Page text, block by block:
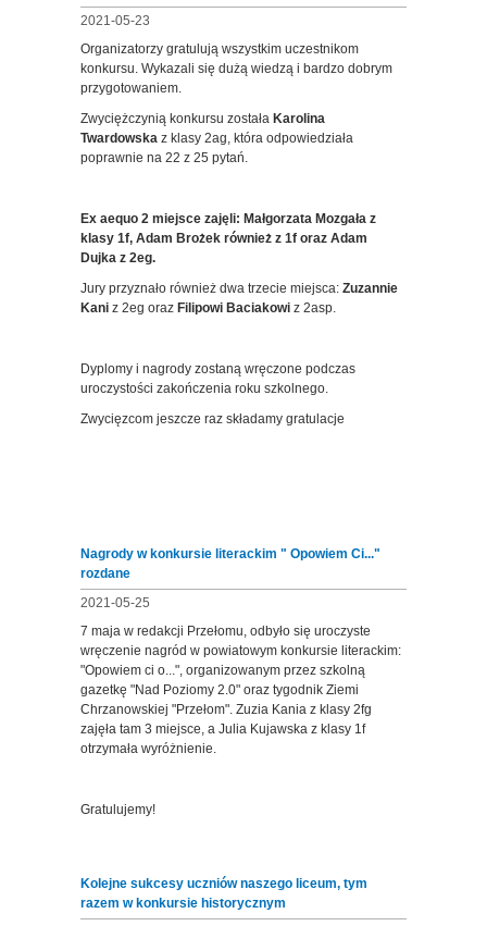
2021-05-23
Organizatorzy gratulują wszystkim uczestnikom
konkursu. Wykazali się dużą wiedzą i bardzo dobrym
przygotowaniem.
Zwyciężczynią konkursu została Karolina
Twardowska z klasy 2ag, która odpowiedziała
poprawnie na 22 z 25 pytań.
Ex aequo 2 miejsce zajęli: Małgorzata Mozgała z
klasy 1f, Adam Brożek również z 1f oraz Adam
Dujka z 2eg.
Jury przyznało również dwa trzecie miejsca: Zuzannie
Kani z 2eg oraz Filipowi Baciakowi z 2asp.
Dyplomy i nagrody zostaną wręczone podczas
uroczystości zakończenia roku szkolnego.
Zwycięzcom jeszcze raz składamy gratulacje
Nagrody w konkursie literackim " Opowiem Ci..."
rozdane
2021-05-25
7 maja w redakcji Przełomu, odbyło się uroczyste
wręczenie nagród w powiatowym konkursie literackim:
"Opowiem ci o...", organizowanym przez szkolną
gazetkę "Nad Poziomy 2.0" oraz tygodnik Ziemi
Chrzanowskiej "Przełom". Zuzia Kania z klasy 2fg
zajęła tam 3 miejsce, a Julia Kujawska z klasy 1f
otrzymała wyróżnienie.
Gratulujemy!
Kolejne sukcesy uczniów naszego liceum, tym
razem w konkursie historycznym